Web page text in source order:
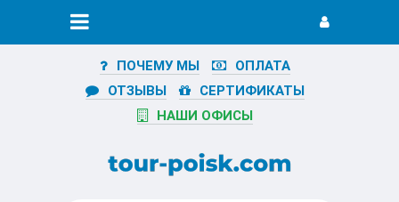
ПОЧЕМУ МЫ
ОПЛАТА
ОТЗЫВЫ
СЕРТИФИКАТЫ
НАШИ ОФИСЫ